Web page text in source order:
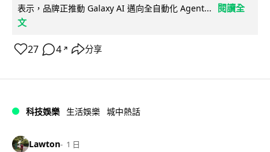
表示，品牌正推動 Galaxy AI 邁向全自動化 Agent...
閱讀全
文
27 4 ↗ 分享
科技娛樂 生活娛樂 城中熱話
Lawton 1 日